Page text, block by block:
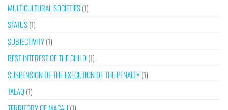
MULTICULTURAL SOCIETIES(1)
STATUS(1)
SUBJECTIVITY(1)
BEST INTEREST OF THE CHILD (1)
SUSPENSION OF THE EXECUTION OF THE PENALTY(1)
TALAQ(1)